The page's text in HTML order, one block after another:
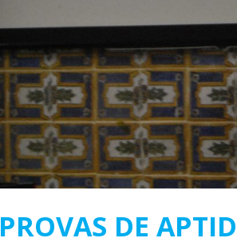
PROVAS DE